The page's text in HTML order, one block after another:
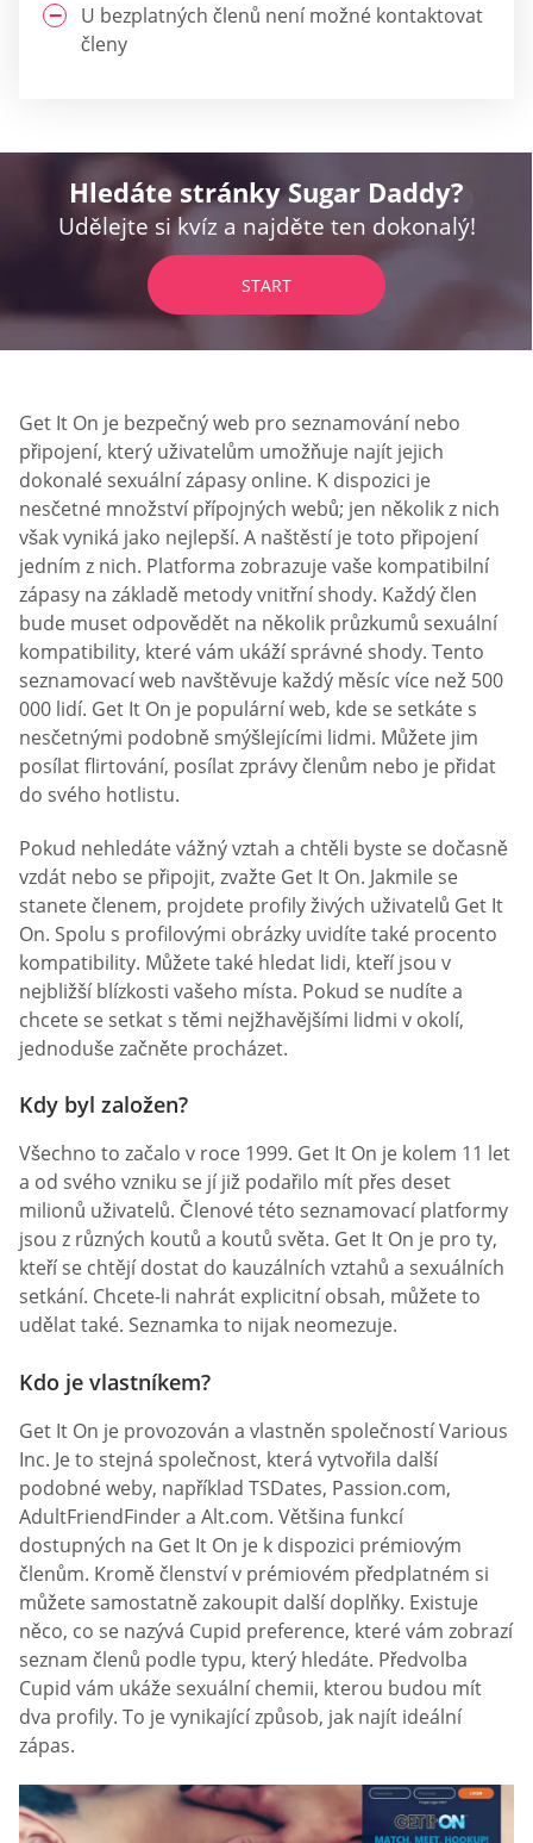
U bezplatných členů není možné kontaktovat
členy
Hledáte stránky Sugar Daddy?
Udělejte si kvíz a najděte ten dokonalý!
START
Get It On je bezpečný web pro seznamování nebo
připojení, který uživatelům umožňuje najít jejich
dokonalé sexuální zápasy online. K dispozici je
nesčetné množství přípojných webů; jen několik z nich
však vyniká jako nejlepší. A naštěstí je toto připojení
jedním z nich. Platforma zobrazuje vaše kompatibilní
zápasy na základě metody vnitřní shody. Každý člen
bude muset odpovědět na několik průzkumů sexuální
kompatibility, které vám ukáží správné shody. Tento
seznamovací web navštěvuje každý měsíc více než 500
000 lidí. Get It On je populární web, kde se setkáte s
nesčetnými podobně smýšlejícími lidmi. Můžete jim
posílat flirtování, posílat zprávy členům nebo je přidat
do svého hotlistu.
Pokud nehledáte vážný vztah a chtěli byste se dočasně
vzdát nebo se připojit, zvažte Get It On. Jakmile se
stanete členem, projdete profily živých uživatelů Get It
On. Spolu s profilovými obrázky uvidíte také procento
kompatibility. Můžete také hledat lidi, kteří jsou v
nejbližší blízkosti vašeho místa. Pokud se nudíte a
chcete se setkat s těmi nejžhavějšími lidmi v okolí,
jednoduše začněte procházet.
Kdy byl založen?
Všechno to začalo v roce 1999. Get It On je kolem 11 let
a od svého vzniku se jí již podařilo mít přes deset
milionů uživatelů. Členové této seznamovací platformy
jsou z různých koutů a koutů světa. Get It On je pro ty,
kteří se chtějí dostat do kauzálních vztahů a sexuálních
setkání. Chcete-li nahrát explicitní obsah, můžete to
udělat také. Seznamka to nijak neomezuje.
Kdo je vlastníkem?
Get It On je provozován a vlastněn společností Various
Inc. Je to stejná společnost, která vytvořila další
podobné weby, například TSDates, Passion.com,
AdultFriendFinder a Alt.com. Většina funkcí
dostupných na Get It On je k dispozici prémiovým
členům. Kromě členství v prémiovém předplatném si
můžete samostatně zakoupit další doplňky. Existuje
něco, co se nazývá Cupid preference, které vám zobrazí
seznam členů podle typu, který hledáte. Předvolba
Cupid vám ukáže sexuální chemii, kterou budou mít
dva profily. To je vynikající způsob, jak najít ideální
zápas.